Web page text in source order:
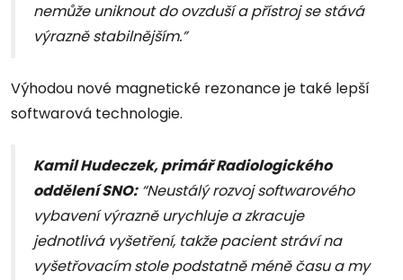
nemůže uniknout do ovzduší a přístroj se stává
výrazně stabilnějším.”
Výhodou nové magnetické rezonance je také lepší
softwarová technologie.
Kamil Hudeczek, primář Radiologického
oddělení SNO:“Neustálý rozvoj softwarového
vybavení výrazně urychluje a zkracuje
jednotlivá vyšetření, takže pacient stráví na
vyšetřovacím stole podstatně méně času a my